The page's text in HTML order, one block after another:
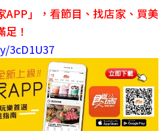
APP」，看節目、找店家、買美
！
3cD1U37